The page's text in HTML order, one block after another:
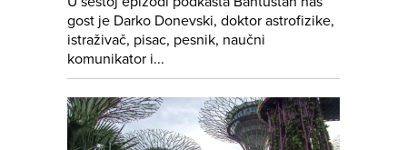
gost je Darko Donevski, doktor astrofizike,
istraživač, pisac, pesnik, naučni
komunikator i...